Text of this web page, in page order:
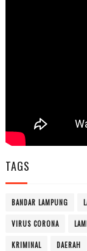
TAGS
BANDAR LAMPUNG
VIRUS CORONA
KRIMINAL DAERAH